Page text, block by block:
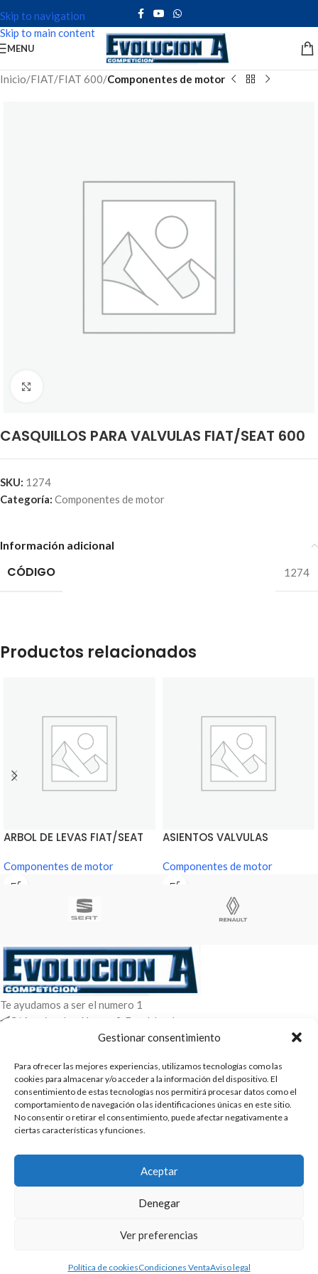
Gestionar consentimiento
Para ofrecer las mejores experiencias, utilizamos tecnologías como las
cookies para almacenar y/o acceder a la información del dispositivo. El
consentimiento de estas tecnologías nos permitirá procesar datos como el
comportamiento de navegación o las identificaciones únicas en este sitio.
No consentir o retirar el consentimiento, puede afectar negativamente a
ciertas características y funciones.
Aceptar
Denegar
Ver preferencias
Política de cookiesCondiciones VentaAviso legal
Skip to navigation
Skip to main content
MENU
Inicio FIAT FIAT 600 Componentes de motor
CASQUILLOS PARA VALVULAS FIAT/SEAT 600
SKU: 1274
Categoría: Componentes de motor
Información adicional
CÓDIGO 1274
Productos relacionados
ARBOL DE LEVAS FIAT/SEAT
Componentes de motor
ASIENTOS VALVULAS
Componentes de motor
Te ayudamos a ser el numero 1
C/ Arquimedes 61 nave 2. Fuenlabrada
WhatsApp +34 670604426
ENTRADAS RECIENTES
POLÍTICAS
2025 | Evolucion-A Competicion: Fabricación y distribución,
comercialización de repuestos para automóvil